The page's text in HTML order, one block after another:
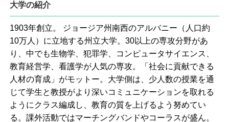
大学の紹介
1903年創立。 ジョージア州南西のアルバニー（人口約
10万人）に立地する州立大学。30以上の専攻分野があ
り、中でも生物学、犯罪学、コンピュータサイエンス、
教育経営学、看護学が人気の専攻。「社会に貢献できる
人材の育成」がモットー。大学側は、少人数の授業を通
じて学生と教授がより深いコミュニケーションを取れる
ようにクラス編成し、教育の質を上げるよう努めてい
る。課外活動ではマーチングバンドやコーラスが盛ん。